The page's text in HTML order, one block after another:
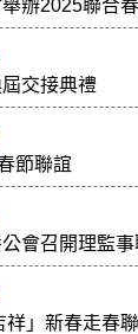
辦2025聯合
交接典禮
節聯誼
會召開理監
祥」新春走春